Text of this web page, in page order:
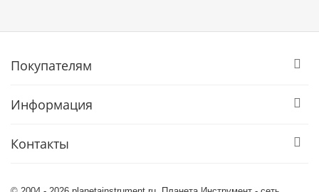
Покупателям
Информация
Контакты